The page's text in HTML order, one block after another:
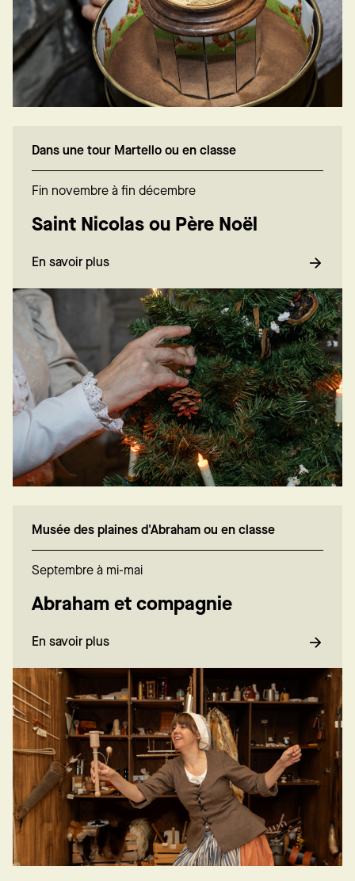
Dans une tour Martello ou en classe
Fin novembre à fin décembre
Saint Nicolas ou Père Noël
En savoir plus
Musée des plaines d'Abraham ou en classe
Septembre à mi-mai
Abraham et compagnie
En savoir plus